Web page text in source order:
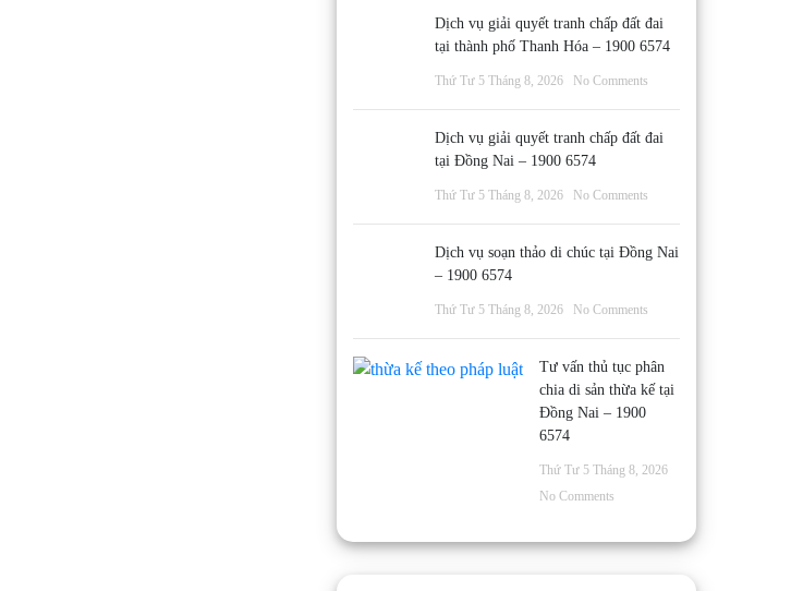
Dịch vụ giải quyết tranh chấp đất đai
tại thành phố Thanh Hóa – 1900 6574
Thứ Tư 5 Tháng 8, 2026 No Comments
Dịch vụ giải quyết tranh chấp đất đai
tại Đồng Nai – 1900 6574
Thứ Tư 5 Tháng 8, 2026 No Comments
Dịch vụ soạn thảo di chúc tại Đồng Nai
– 1900 6574
Thứ Tư 5 Tháng 8, 2026 No Comments
Tư vấn thủ tục phân
chia di sản thừa kế tại
Đồng Nai – 1900
6574
Thứ Tư 5 Tháng 8, 2026
No Comments